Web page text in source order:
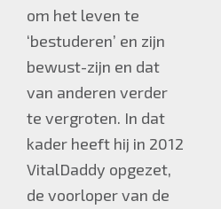
om het leven te
‘bestuderen’ en zijn
bewust-zijn en dat
van anderen verder
te vergroten. In dat
kader heeft hij in 2012
VitalDaddy opgezet,
de voorloper van de